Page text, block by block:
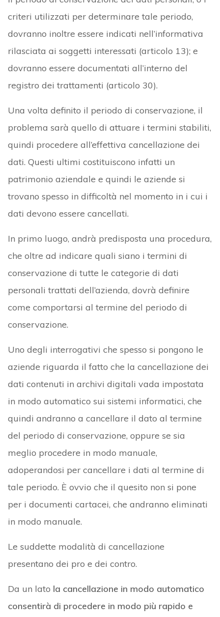
criteri utilizzati per determinare tale periodo,
dovranno inoltre essere indicati nell’informativa
rilasciata ai soggetti interessati (articolo 13); e
dovranno essere documentati all’interno del
registro dei trattamenti (articolo 30).
Una volta definito il periodo di conservazione, il
problema sarà quello di attuare i termini stabiliti,
quindi procedere all’effettiva cancellazione dei
dati. Questi ultimi costituiscono infatti un
patrimonio aziendale e quindi le aziende si
trovano spesso in difficoltà nel momento in i cui i
dati devono essere cancellati.
In primo luogo, andrà predisposta una procedura,
che oltre ad indicare quali siano i termini di
conservazione di tutte le categorie di dati
personali trattati dell’azienda, dovrà definire
come comportarsi al termine del periodo di
conservazione.
Uno degli interrogativi che spesso si pongono le
aziende riguarda il fatto che la cancellazione dei
dati contenuti in archivi digitali vada impostata
in modo automatico sui sistemi informatici, che
quindi andranno a cancellare il dato al termine
del periodo di conservazione, oppure se sia
meglio procedere in modo manuale,
adoperandosi per cancellare i dati al termine di
tale periodo. È ovvio che il quesito non si pone
per i documenti cartacei, che andranno eliminati
in modo manuale.
Le suddette modalità di cancellazione
presentano dei pro e dei contro.
Da un lato la cancellazione in modo automatico
consentirà di procedere in modo più rapido e